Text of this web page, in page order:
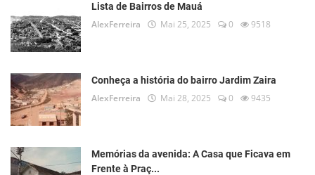
Portuguese
Lista de Bairros de Mauá
AlexFerreira Mai 25, 2025 0 9518
Conheça a história do bairro Jardim Zaira
AlexFerreira Mai 28, 2025 0 9435
Memórias da avenida: A Casa que Ficava em
Frente à Praç...